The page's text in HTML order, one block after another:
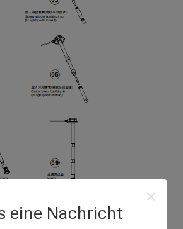
eine Nachricht